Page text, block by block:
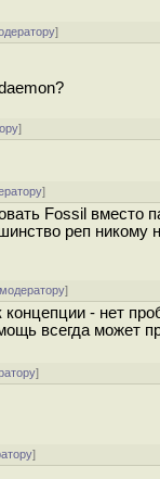
]
]
]
Fossil вместо
реп
]
концепции - нет
всегда может
]
]